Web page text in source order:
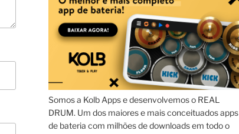
Somos a Kolb Apps e desenvolvemos o REAL
DRUM. Um dos maiores e mais conceituados apps
de bateria com milhões de downloads em todo o